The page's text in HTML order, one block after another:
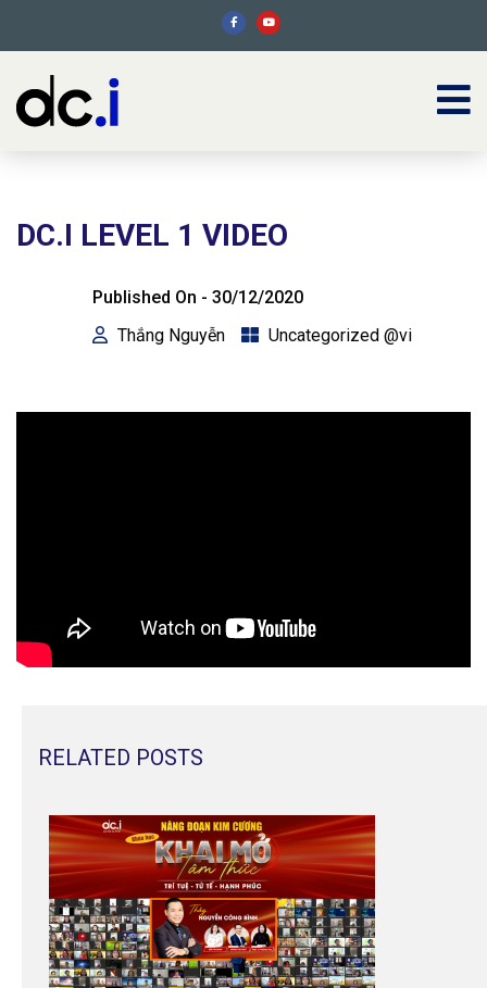
DC.I LEVEL 1 VIDEO
Published On - 30/12/2020
Thắng Nguyễn
Uncategorized @vi
RELATED POSTS